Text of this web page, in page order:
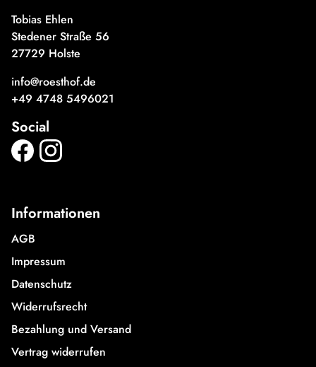
Tobias Ehlen
Stedener Straße 56
27729 Holste
info@roesthof.de
+49 4748 5496021
Social
Informationen
AGB
Impressum
Datenschutz
Widerrufsrecht
Bezahlung und Versand
Vertrag widerrufen